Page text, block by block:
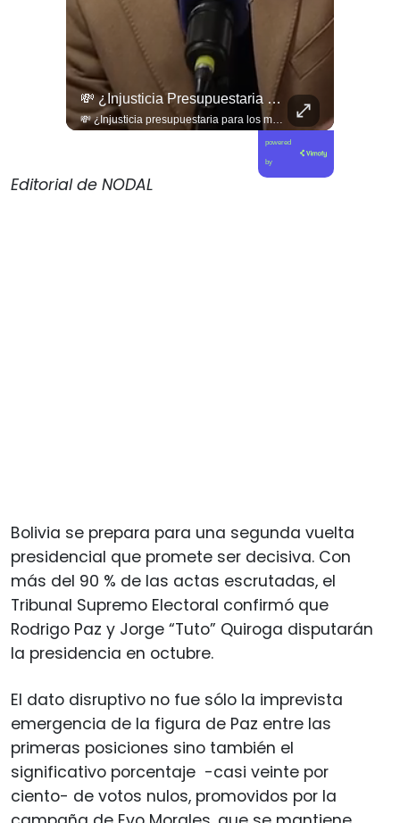
💸 ¿Injusticia Presupuestaria Para Los Municipios Golpeados?
💸 ¿Injusticia presupuestaria para los municipios golpeados? El alcalde de Coquimbo apunta a los costos de la megarreforma. 🇨🇱🏛️ En este capítulo de Sentido Común, el jefe comunal Alí Manouchehri cuestiona duramente el impacto de la megarreforma aprobada en el Congreso y la falta de fondos de reconstrucción inmediata para la Región de Coquimbo. Manouchehri denuncia que los mecanismos de compensación municipal terminan favoreciendo a las comunas de mayores ingresos en lugar de inyectar recursos frescos a los territorios devastados por la emergencia. Una postura crítica que expone cómo las negociaciones políticas del nivel central están postergando el financiamiento directo a los municipios que hoy deben asumir solos el costo de levantar a sus comunidades. 🎙️⚠️ 🎥 Revisa la entrevista completa y la dura advertencia sobre la descentralización en nuestro canal de YouTube. 🔗 Ve al enlace en nuestra biografía, suscríbete para sumarte a la comunidad y déjanos tu opinión en los comentarios: ¿deberían priorizarse los fondos de reconstrucción para las comunas afectadas? 💬👇🏼
powered
by
Editorial de NODAL
Bolivia se prepara para una segunda vuelta
presidencial que promete ser decisiva. Con
más del 90 % de las actas escrutadas, el
Tribunal Supremo Electoral confirmó que
Rodrigo Paz y Jorge “Tuto” Quiroga disputarán
la presidencia en octubre.
El dato disruptivo no fue sólo la imprevista
emergencia de la figura de Paz entre las
primeras posiciones sino también el
significativo porcentaje -casi veinte por
ciento- de votos nulos, promovidos por la